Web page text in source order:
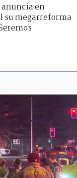
en
su megarreforma